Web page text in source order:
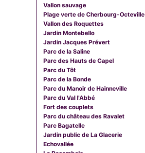
Vallon sauvage
Plage verte de Cherbourg-Octeville
Vallon des Roquettes
Jardin Montebello
Jardin Jacques Prévert
Parc de la Saline
Parc des Hauts de Capel
Parc du Tôt
Parc de la Bonde
Parc du Manoir de Hainneville
Parc du Val l'Abbé
Fort des couplets
Parc du château des Ravalet
Parc Bagatelle
Jardin public de La Glacerie
Echovallée